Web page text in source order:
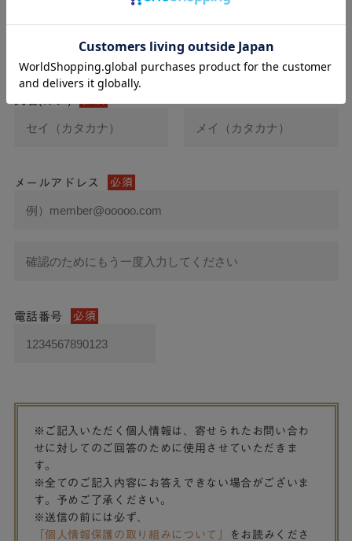
メールアドレス 必須
電話番号 必須
※ご記入いただく個人情報は、寄せられたお問い合わ
せに対してのご回答のために使用させていただきま
す。
※全てのご記入内容にお答えできない場合がございま
す。予めご了承ください。
※送信の前には必ず、
「個人情報保護の取り組みについて」
をお読みくださ